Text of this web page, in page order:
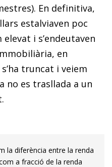
En definitiva,
estalviaven poc
i s’endeutaven
en
truncat i veiem
no es trasllada a un
la diferència entre la renda
a fracció de la renda